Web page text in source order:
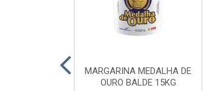
MARGARINA MEDALHA DE
OURO BALDE 15KG